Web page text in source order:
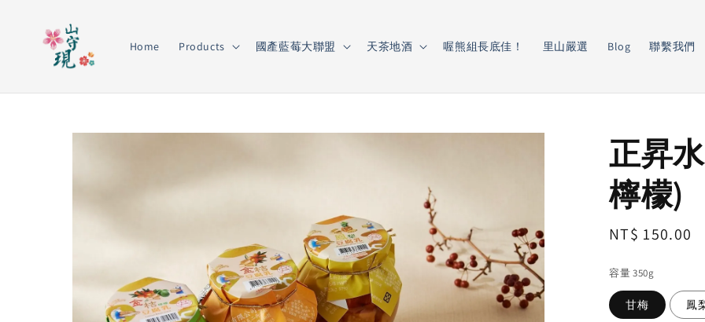
Home Products 國產藍莓大聯盟 天茶地酒 喔熊組長底佳！ 里山嚴選 Blog 聯繫我們
正昇
檸檬)
Regular
NT$ 150.00
容量 350g
甘梅 鳳